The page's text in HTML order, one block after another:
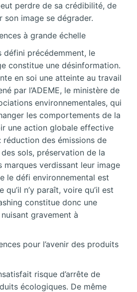
perdre de sa crédibilité, de
son image se dégrader.
à grande échelle
défini précédemment, le
constitue une désinformation.
en soi une atteinte au travail
par l’ADEME, le ministère de
environnementales, qui
les comportements de la
une action globale effective
réduction des émissions de
sols, préservation de la
marques verdissant leur image
le défi environnemental est
n’y paraît, voire qu’il est
constitue donc une
gravement à
pour l’avenir des produits
risque d’arrête de
écologiques. De même